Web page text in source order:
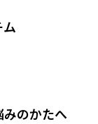
のかたへ